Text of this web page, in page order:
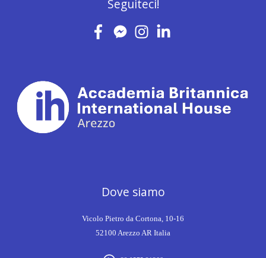
Seguiteci!
Dove siamo
Vicolo Pietro da Cortona, 10-16
52100 Arezzo AR Italia